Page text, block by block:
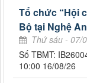
Tổ chức “Hội
Bộ tại Nghệ
Thứ sáu - 07/
Số TBMT:
10:00 16/08/26